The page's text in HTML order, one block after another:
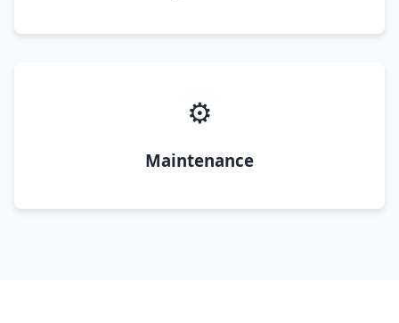
⚙️
Maintenance